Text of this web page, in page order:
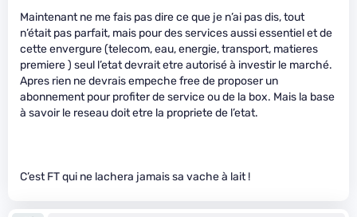
Maintenant ne me fais pas dire ce que je n’ai pas dis, tout
n’était pas parfait, mais pour des services aussi essentiel et de
cette envergure (telecom, eau, energie, transport, matieres
premiere ) seul l’etat devrait etre autorisé à investir le marché.
Apres rien ne devrais empeche free de proposer un
abonnement pour profiter de service ou de la box. Mais la base
à savoir le reseau doit etre la propriete de l’etat.
C’est FT qui ne lachera jamais sa vache à lait !